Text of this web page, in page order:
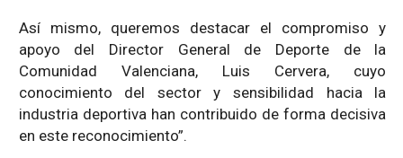
Así mismo, queremos destacar el compromiso y
apoyo del Director General de Deporte de la
Comunidad Valenciana, Luis Cervera, cuyo
conocimiento del sector y sensibilidad hacia la
industria deportiva han contribuido de forma decisiva
en este reconocimiento”.